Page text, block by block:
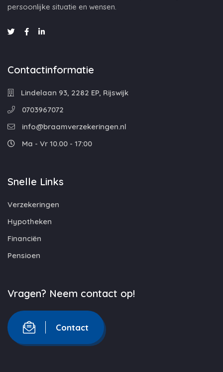
persoonlijke situatie en wensen.
Contactinformatie
Lindelaan 93, 2282 EP, Rijswijk
0703967072
info@braamverzekeringen.nl
Ma - Vr 10.00 - 17:00
Snelle Links
Verzekeringen
Hypotheken
Financiën
Pensioen
Vragen? Neem contact op!
Contact